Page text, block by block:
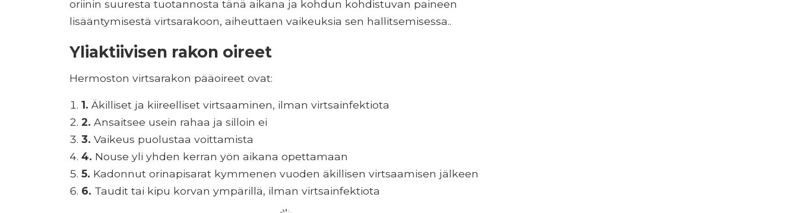
oriinin suuresta tuotannosta tänä aikana ja kohdun kohdistuvan paineen
lisääntymisestä virtsarakoon, aiheuttaen vaikeuksia sen hallitsemisessa..
Yliaktiivisen rakon oireet
Hermoston virtsarakon pääoireet ovat:
1. Äkilliset ja kiireelliset virtsaaminen, ilman virtsainfektiota
2. Ansaitsee usein rahaa ja silloin ei
3. Vaikeus puolustaa voittamista
4. Nouse yli yhden kerran yön aikana opettamaan
5. Kadonnut orinapisarat kymmenen vuoden äkillisen virtsaamisen jälkeen
6. Taudit tai kipu korvan ympärillä, ilman virtsainfektiota